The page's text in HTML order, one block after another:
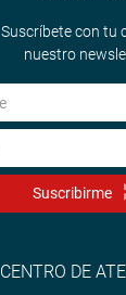
Suscríbete con tu
nuestro
Suscribirme
CENTRO DE